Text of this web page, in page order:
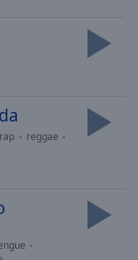
rap
reggae